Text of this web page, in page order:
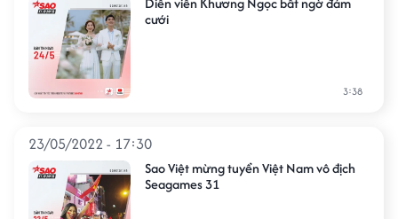
cưới
3:38
23/05/2022 - 17:30
Sao Việt mừng tuyển Việt Nam vô địch
Seagames 31